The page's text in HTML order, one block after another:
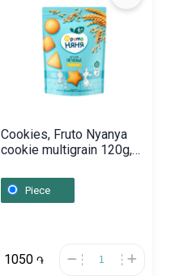
Cookies, Fruto Nyanya
cookie multigrain 120g,
Piece
1050 ֏